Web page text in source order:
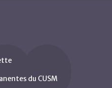
du CUSM